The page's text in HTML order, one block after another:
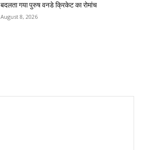
बदलता गया पुरुष वनडे क्रिकेट का रोमांच
August 8, 2026